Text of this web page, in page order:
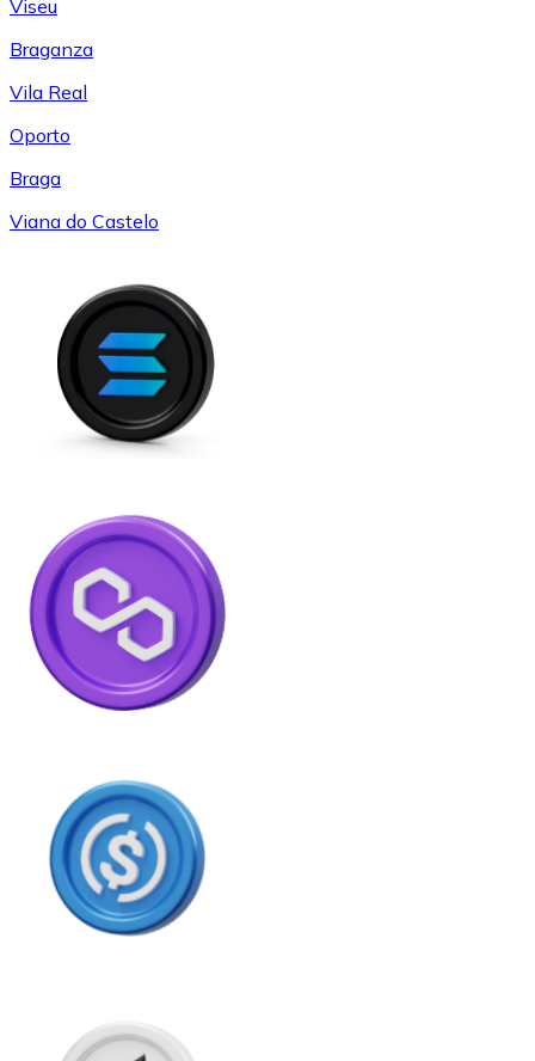
Viseu
Braganza
Vila Real
Oporto
Braga
Viana do Castelo